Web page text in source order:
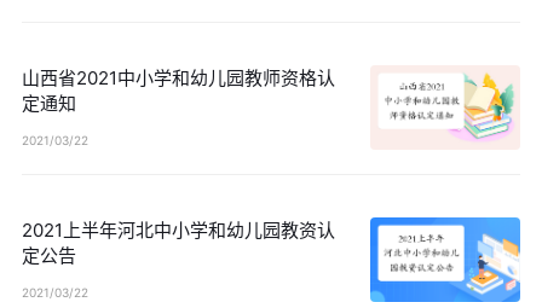
山西省2021中小学和幼儿园教师资格认
定通知
2021/03/22
2021上半年河北中小学和幼儿园教资认
定公告
2021/03/22